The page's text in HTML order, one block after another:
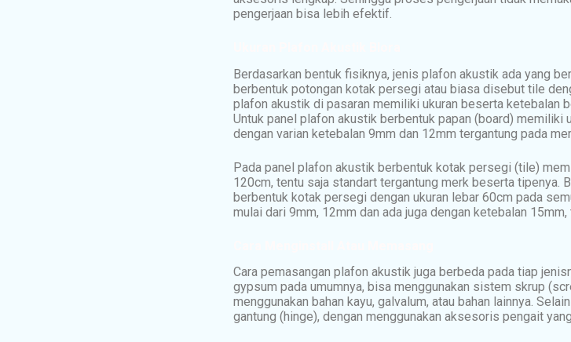
pengerjaan bisa lebih efektif.
Berdasarkan bentuk fisiknya, jenis plafon akustik ada yang
berbentuk potongan kotak persegi atau biasa disebut tile
plafon akustik di pasaran memiliki ukuran beserta ketebalan
Untuk panel plafon akustik berbentuk papan (board) memiliki
dengan varian ketebalan 9mm dan 12mm tergantung pada
Pada panel plafon akustik berbentuk kotak persegi (tile)
120cm, tentu saja standart tergantung merk beserta tipenya.
berbentuk kotak persegi dengan ukuran lebar 60cm pada
mulai dari 9mm, 12mm dan ada juga dengan ketebalan
Cara pemasangan plafon akustik juga berbeda pada tiap
gypsum pada umumnya, bisa menggunakan sistem skrup
menggunakan bahan kayu, galvalum, atau bahan lainnya.
gantung (hinge), dengan menggunakan aksesoris pengait